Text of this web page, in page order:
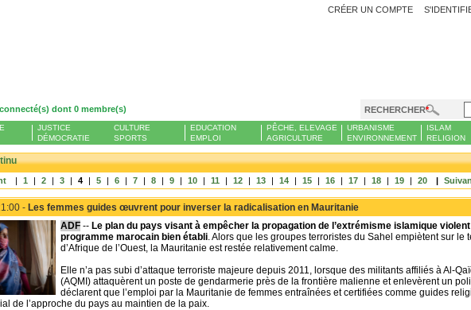
CRÉER UN COMPTE
dont 0 membre(s) RECHERCHER
JUSTICE
DÉMOCRATIE
CULTURE
SPORTS
EDUCATION
EMPLOI
PÊCHE, ELEVAGE
AGRICULTURE
URBANISME
ENVIRONNEMENT
ISLAM
RELIGION
| 1 | 2 | 3 | 4 | 5 | 6 | 7 | 8 | 9 | 10 | 11 | 12 | 13 | 14 | 15 | 16 | 17 | 18 | 19 | 20 |
- Les femmes guides œuvrent pour inverser la radicalisation en Mauritanie
ADF -- Le plan du pays visant à empêcher la propagation de l’extrémisme islamique
programme marocain bien établi. Alors que les groupes terroristes du Sahel empiètent sur le
d’Afrique de l’Ouest, la Mauritanie est restée relativement calme.
Elle n’a pas subi d’attaque terroriste majeure depuis 2011, lorsque des militants affiliés à Al-
(AQMI) attaquèrent un poste de gendarmerie près de la frontière malienne et enlevèrent un
déclarent que l’emploi par la Mauritanie de femmes entraînées et certifiées comme guides
de l’approche du pays au maintien de la paix.